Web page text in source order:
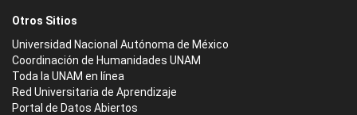
Otros Sitios
Universidad Nacional Autónoma de México
Coordinación de Humanidades UNAM
Toda la UNAM en línea
Red Universitaria de Aprendizaje
Portal de Datos Abiertos